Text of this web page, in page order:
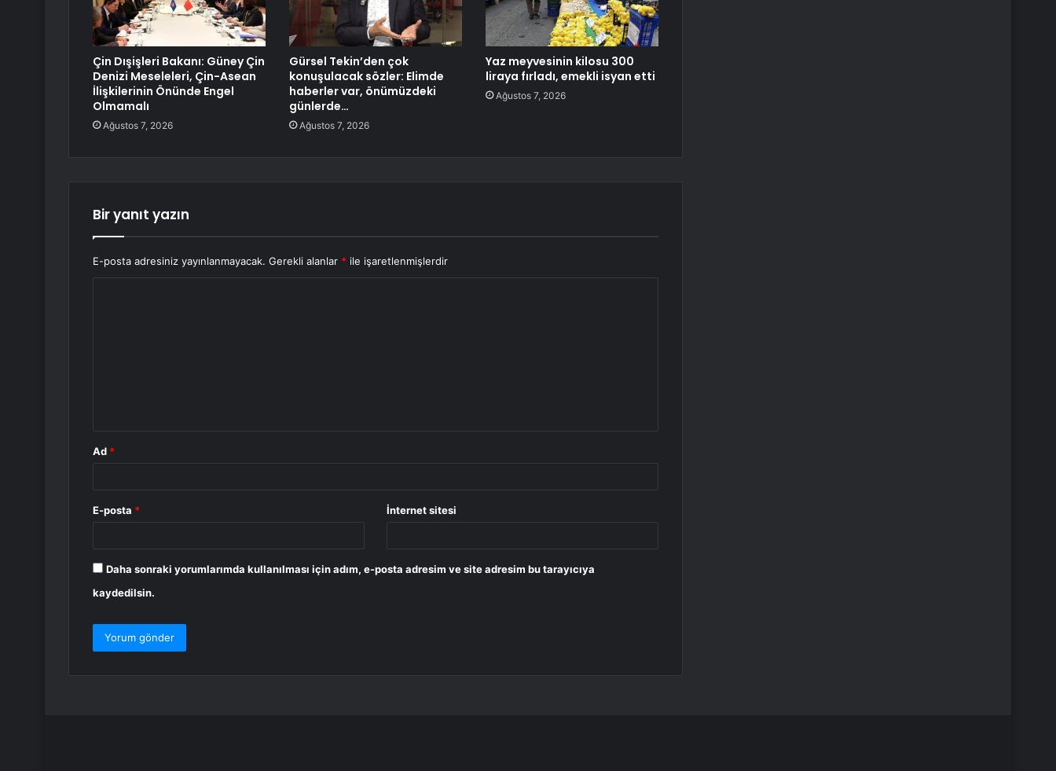
Çin Dışişleri Bakanı: Güney Çin
Denizi Meseleleri, Çin-Asean
İlişkilerinin Önünde Engel
Olmamalı
Ağustos 7, 2026
Gürsel Tekin’den çok
konuşulacak sözler: Elimde
haberler var, önümüzdeki
günlerde…
Ağustos 7, 2026
Yaz meyvesinin kilosu 300
liraya fırladı, emekli isyan etti
Ağustos 7, 2026
Bir yanıt yazın
E-posta adresiniz yayınlanmayacak. Gerekli alanlar * ile işaretlenmişlerdir
Ad *
E-posta * İnternet sitesi
Daha sonraki yorumlarımda kullanılması için adım, e-posta adresim ve site adresim bu tarayıcıya
kaydedilsin.